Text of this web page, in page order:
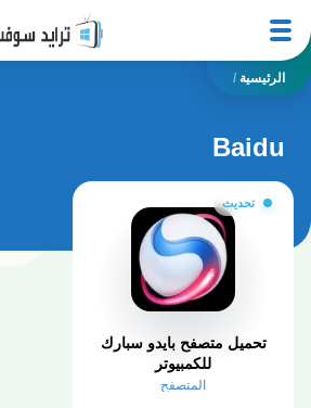
الرئيسية /
Baidu
تحديث
تحميل متصفح بايدو سبارك
للكمبيوتر
المتصفح